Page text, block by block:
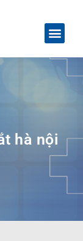
hà nội